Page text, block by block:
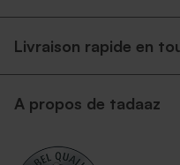
Livraison rapide en
A propos de tadaaz